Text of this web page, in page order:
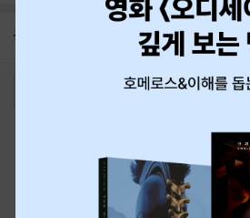
공지 8월 신용카드 무이자할부 안내
최근 본 상품
티켓 1544-
eBook 1:1문의/채팅상
예스이십사(주) 사업자 정
이용약관
개인정보처리방침